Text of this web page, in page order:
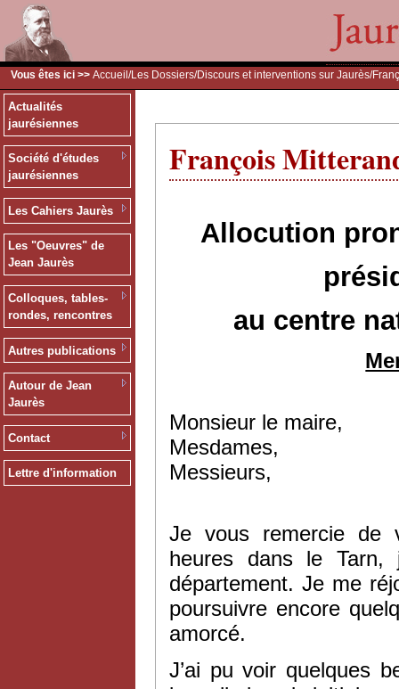
Vous êtes ici >> Accueil /Les Dossiers/Discours et interventions sur Jaurès/
Actualités
jaurésiennes
Société d'études
jaurésiennes
Les Cahiers Jaurès
Les "Oeuvres" de
Jean Jaurès
Colloques, tables-
rondes, rencontres
Autres publications
Autour de Jean
Jaurès
Contact
Lettre d'information
François
Allocution
au centre
Monsieur le maire,
Mesdames,
Messieurs,
Je vous remercie de
heures dans le Tarn,
département. Je me
poursuivre encore
amorcé.
J’ai pu voir quelques